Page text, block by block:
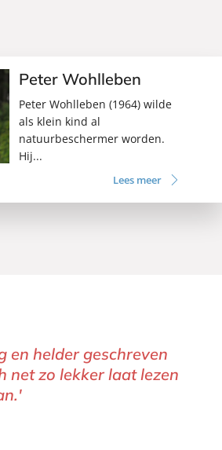
Peter Wohlleben
Peter Wohlleben (1964) wilde
als klein kind al
natuurbeschermer worden.
Hij...
Lees meer
en helder geschreven
net zo lekker laat lezen